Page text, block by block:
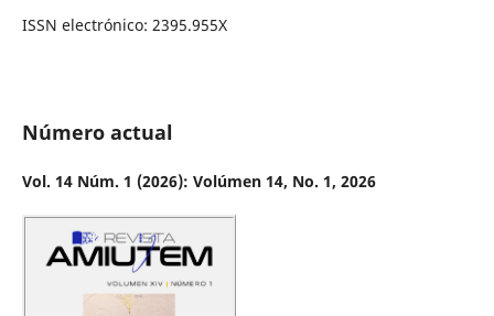
ISSN electrónico: 2395.955X
Número actual
Vol. 14 Núm. 1 (2026): Volúmen 14, No. 1, 2026